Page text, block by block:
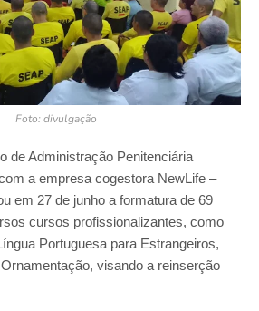
Foto: divulgação
de Administração Penitenciária
a empresa cogestora NewLife –
em 27 de junho a formatura de 69
cursos profissionalizantes, como
Portuguesa para Estrangeiros,
visando a reinserção